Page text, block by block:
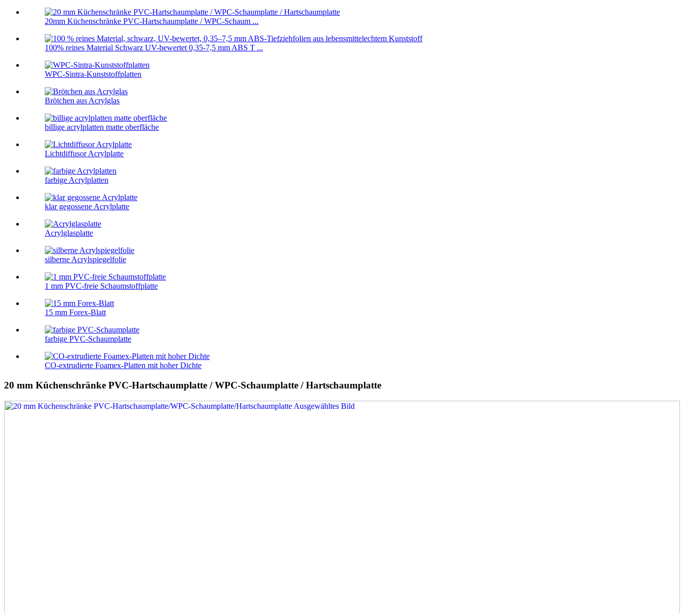
20mm Küchenschränke PVC-Hartschaumplatte / WPC-Schaum ...
100% reines Material Schwarz UV-bewertet 0,35-7,5 mm ABS T ...
WPC-Sintra-Kunststoffplatten
Brötchen aus Acrylglas
billige acrylplatten matte oberfläche
Lichtdiffusor Acrylplatte
farbige Acrylplatten
klar gegossene Acrylplatte
Acrylglasplatte
silberne Acrylspiegelfolie
1 mm PVC-freie Schaumstoffplatte
15 mm Forex-Blatt
farbige PVC-Schaumplatte
CO-extrudierte Foamex-Platten mit hoher Dichte
20 mm Küchenschränke PVC-Hartschaumplatte / WPC-Schaumplatte / Hartschaumplatte